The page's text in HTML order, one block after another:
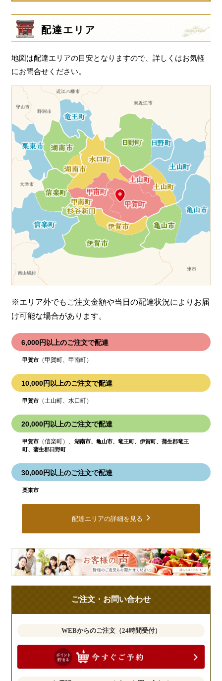
一品料理
お食い初め・お子様膳
無料貸し出し
ランキング
お知らせ
スタッフブログ
求人情報
会社概要
お問い合わせ
サイトマップ
ログイン・マイページ
特定商取引法に基づく表記
シ
ョ
配達エリア
地図は配達エリアの目安となりますので、詳しくはお気軽
にお問合せください。
※エリア外でもご注文金額や当日の配達状況により お届
け可能な場合があります。
6,000円以上のご注文で配達
甲賀市 （甲賀町、甲南町）
10,000円以上のご注文で配達
甲賀市 （土山町、水口町）
20,000円以上のご注文で配達
甲賀市 （信楽町）、湖南市、亀山市、竜王町、伊賀町、蒲生郡竜王
町、蒲生郡日野町
30,000円以上のご注文で配達
栗東市
配達エリアの詳細を見る
皆
様
の
見
聞
か
ご注文・お問い合わせ
WEBからのご注文（24時間受付）